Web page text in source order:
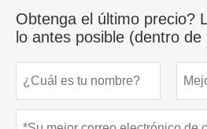
Obtenga el último precio?
lo antes posible (dentro